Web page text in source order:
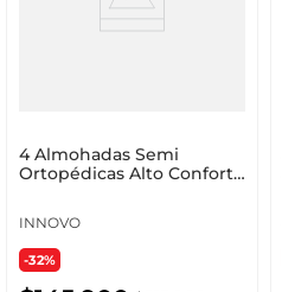
4 Almohadas Semi
Ortopédicas Alto Confort
INNOVO
-32%